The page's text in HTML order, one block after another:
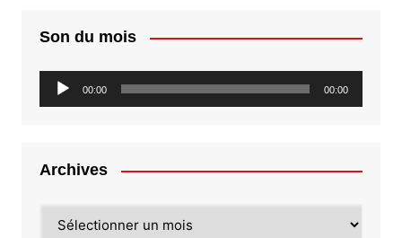
Son du mois
Lecteur
audio
00:00 00:00
Archives